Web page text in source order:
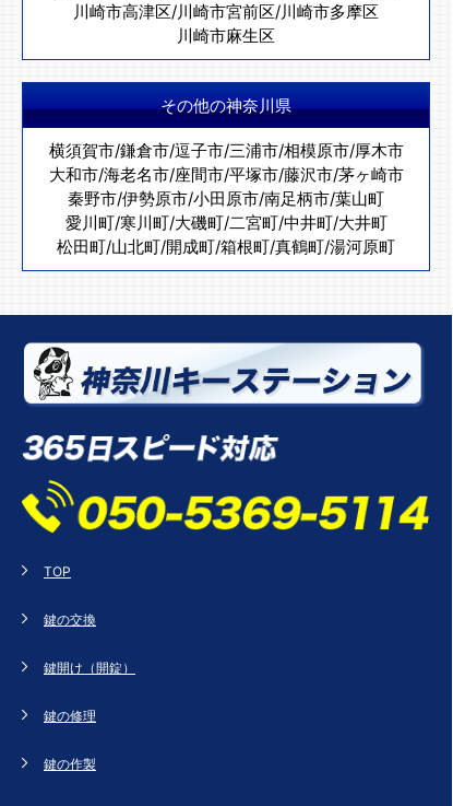
川崎市高津区/川崎市宮前区/川崎市多摩区
川崎市麻生区
その他の神奈川県
横須賀市/鎌倉市/逗子市/三浦市/相模原市/厚木市
大和市/海老名市/座間市/平塚市/藤沢市/茅ヶ崎市
秦野市/伊勢原市/小田原市/南足柄市/葉山町
愛川町/寒川町/大磯町/二宮町/中井町/大井町
松田町/山北町/開成町/箱根町/真鶴町/湯河原町
TOP
鍵の交換
鍵開け（開錠）
鍵の修理
鍵の作製